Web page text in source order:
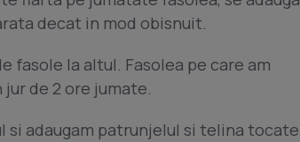
decat in mod obisnuit.
fasole la altul. Fasolea pe care am
de 2 ore jumate.
si adaugam patrunjelul si telina tocate